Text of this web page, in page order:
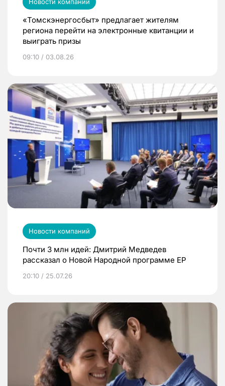
Новости компаний
«Томскэнергосбыт» предлагает жителям
региона перейти на электронные квитанции и
выиграть призы
09:10 / 03.08.26
Новости компаний
Почти 3 млн идей: Дмитрий Медведев
рассказал о Новой Народной программе ЕР
20:10 / 25.07.26